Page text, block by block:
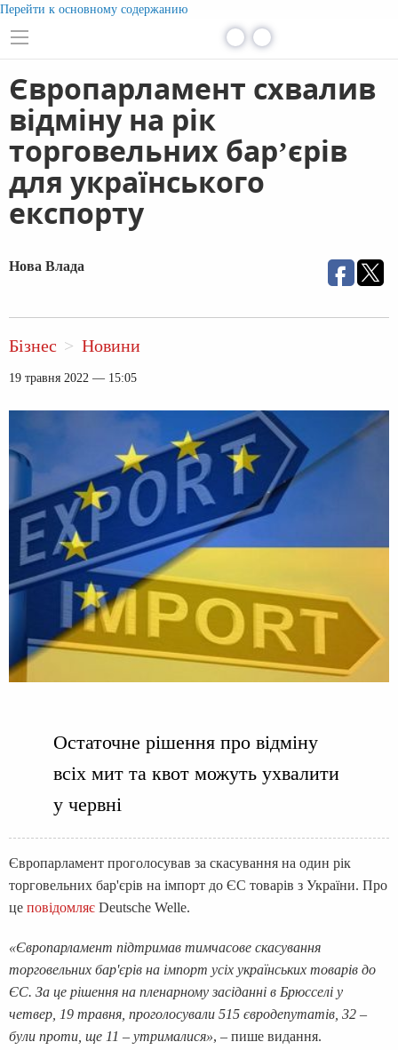
Перейти к основному содержанию
Європарламент схвалив
відміну на рік
торговельних бар’єрів
для українського
експорту
Нова Влада
Бізнес Новини
19 травня 2022 — 15:05
Остаточне рішення про відміну
всіх мит та квот можуть ухвалити
у червні
Європарламент проголосував за скасування на один рік
торговельних бар'єрів на імпорт до ЄС товарів з України. Про
це повідомляє Deutsche Welle.
«Європарламент підтримав тимчасове скасування
торговельних бар'єрів на імпорт усіх українських товарів до
ЄС. За це рішення на пленарному засіданні в Брюсселі у
четвер, 19 травня, проголосували 515 євродепутатів, 32 –
були проти, ще 11 – утрималися», – пише видання.